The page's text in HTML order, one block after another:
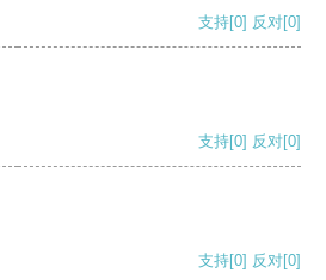
支持[0] 反对[0]
支持[0] 反对[0]
支持[0] 反对[0]